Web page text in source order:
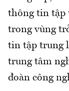
thông tin tập
trong vùng
tin tập trung
trung tâm
đoàn công